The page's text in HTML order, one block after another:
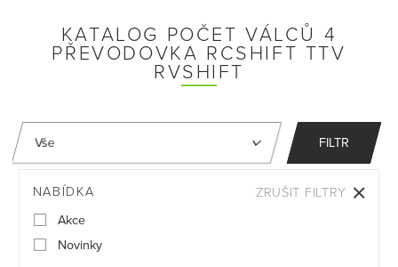
KATALOG POČET VÁLCŮ 4
PŘEVODOVKA RCSHIFT TTV
RVSHIFT
FILTR
NABÍDKA
Akce
Novinky
ZRUŠIT FILTRY